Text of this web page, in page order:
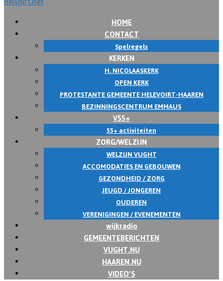
HOME
CONTACT
Spelregels
KERKEN
H. NICOLAASKERK
OPEN KERK
PROTESTANTE GEMEENTE HELEVOIRT-HAAREN
BEZINNINGSCENTRUM EMMAUS
V55+
55+ activiteiten
ZORG/WELZIJN
WELZIJN VUGHT
ACCOMODATIES EN GEBOUWEN
GEZONDHEID / ZORG
JEUGD / JONGEREN
OUDEREN
VERENIGINGEN / EVENEMENTEN
wijkradio
GEMEENTEBERICHTEN
VUGHT.NU
HAAREN.NU
VIDEO’S